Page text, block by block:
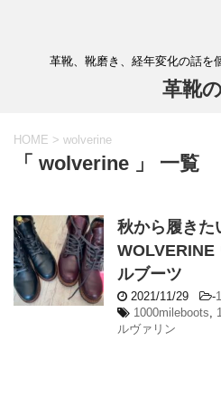
革靴、靴磨き、経年変化の話を
革靴
HOME > wolverine
「 wolverine 」 一覧
秋から履きた
WOLVERINE
ルブーツ
2021/11/29 -
1000mileboots,
ルヴァリン